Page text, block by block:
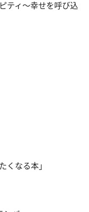
ティ～幸せを呼び込
くなる本」